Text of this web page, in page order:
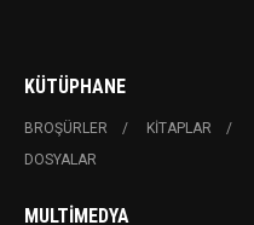
KÜTÜPHANE
BROŞÜRLER
KITAPLAR
DOSYALAR
MULTIMEDYA